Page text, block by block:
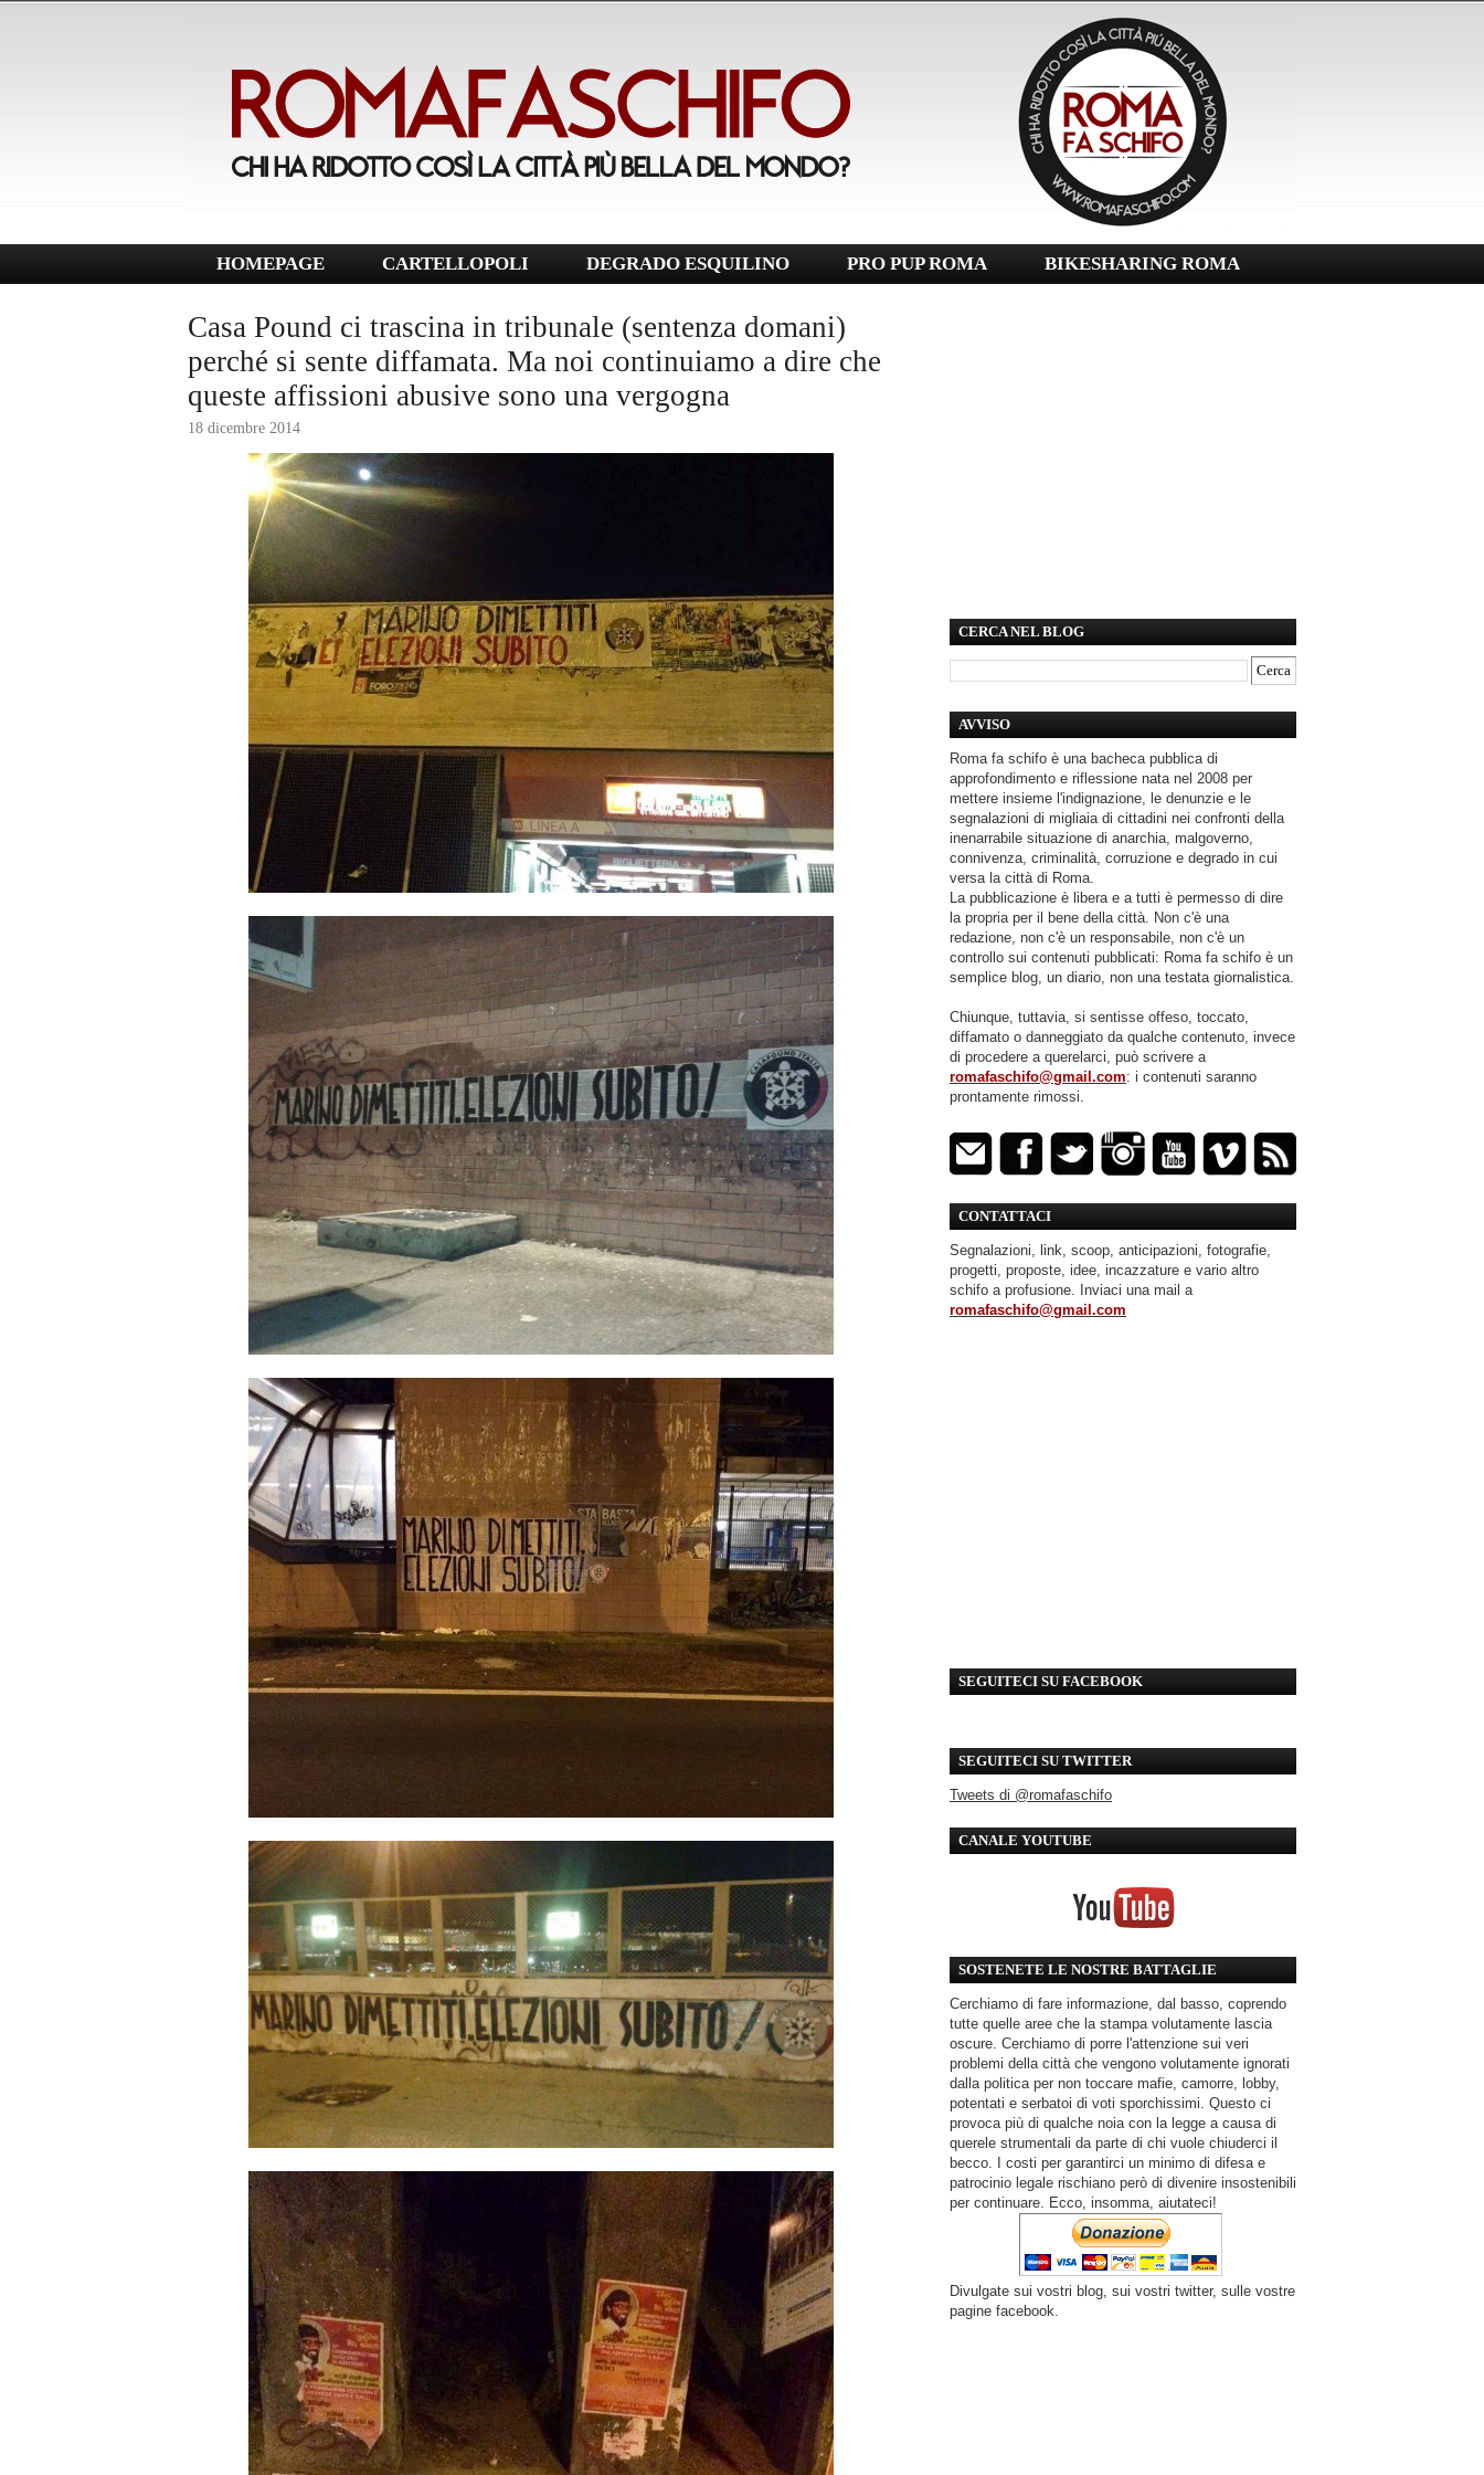
HOMEPAGE CARTELLOPOLI DEGRADO ESQUILINO PRO PUP ROMA BIKESHARING ROMA
Casa Pound ci trascina in tribunale (sentenza domani)
perché si sente diffamata. Ma noi continuiamo a dire che
queste affissioni abusive sono una vergogna
18 dicembre 2014
CERCA NEL BLOG
AVVISO
Roma fa schifo è una bacheca pubblica di
approfondimento e riflessione nata nel 2008 per
mettere insieme l'indignazione, le denunzie e le
segnalazioni di migliaia di cittadini nei confronti della
inenarrabile situazione di anarchia, malgoverno,
connivenza, criminalità, corruzione e degrado in cui
versa la città di Roma.
La pubblicazione è libera e a tutti è permesso di dire
la propria per il bene della città. Non c'è una
redazione, non c'è un responsabile, non c'è un
controllo sui contenuti pubblicati: Roma fa schifo è un
semplice blog, un diario, non una testata giornalistica.
Chiunque, tuttavia, si sentisse offeso, toccato,
diffamato o danneggiato da qualche contenuto, invece
di procedere a querelarci, può scrivere a
romafaschifo@gmail.com: i contenuti saranno
prontamente rimossi.
CONTATTACI
Segnalazioni, link, scoop, anticipazioni, fotografie,
progetti, proposte, idee, incazzature e vario altro
schifo a profusione. Inviaci una mail a
romafaschifo@gmail.com
SEGUITECI SU FACEBOOK
SEGUITECI SU TWITTER
Tweets di @romafaschifo
CANALE YOUTUBE
SOSTENETE LE NOSTRE BATTAGLIE
Cerchiamo di fare informazione, dal basso, coprendo
tutte quelle aree che la stampa volutamente lascia
oscure. Cerchiamo di porre l'attenzione sui veri
problemi della città che vengono volutamente ignorati
dalla politica per non toccare mafie, camorre, lobby,
potentati e serbatoi di voti sporchissimi. Questo ci
provoca più di qualche noia con la legge a causa di
querele strumentali da parte di chi vuole chiuderci il
becco. I costi per garantirci un minimo di difesa e
patrocinio legale rischiano però di divenire insostenibili
per continuare. Ecco, insomma, aiutateci!
Divulgate sui vostri blog, sui vostri twitter, sulle vostre
pagine facebook.